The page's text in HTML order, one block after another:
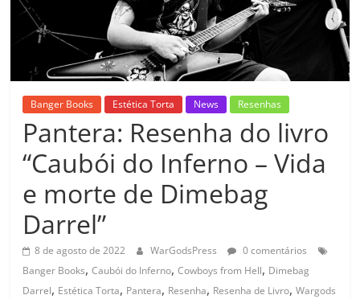
Banger Books Estética Torta News Resenhas
Pantera: Resenha do livro
“Caubói do Inferno – Vida
e morte de Dimebag
Darrel”
8 de agosto de 2022 WarGodsPress
0 comentários
Banger Books,Caubói do Inferno,Cowboys from Hell, Dimebag
Darrel, Estética Torta, Pantera, Resenha, Resenha de Livro,Wargods